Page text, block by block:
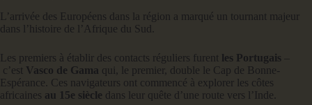
L’arrivée des Européens dans la région a marqué un tournant majeur
dans l’histoire de l’Afrique du Sud.
Les premiers à établir des contacts réguliers furent les Portugais
c’est Vasco de Gama qui, le premier, double le Cap de Bonne-
Espérance. Ces navigateurs ont commencé à explorer les côtes
africaines au 15e siècle dans leur quête d’une route vers l’Inde.